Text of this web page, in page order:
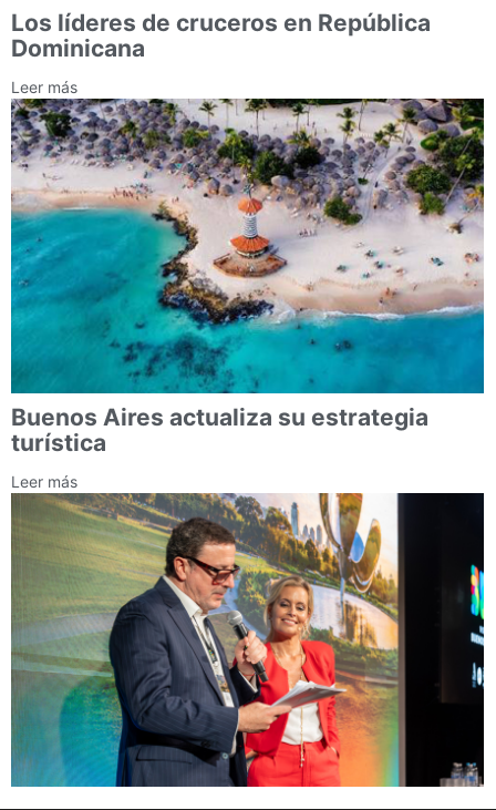
Los líderes de cruceros en República
Dominicana
Leer más
Buenos Aires actualiza su estrategia
turística
Leer más